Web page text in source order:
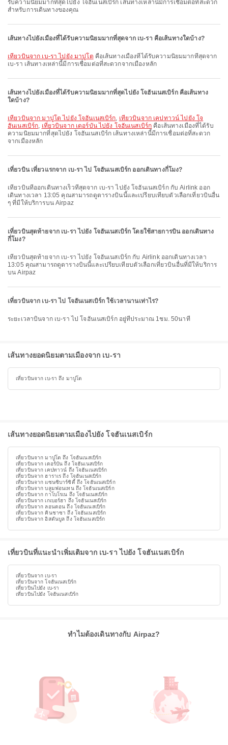
รับความนิยมมากที่สุดไปยัง โจฮันเนสเบิร์ก เส้นทางเหล่านี้มีการเชื่อมต่อที่สะดวก
สำหรับการเดินทางของคุณ
เส้นทางไปยังเมืองที่ได้รับความนิยมมากที่สุดจาก เบ-รา คือเส้นทางใดบ้าง?
เที่ยวบินจาก เบ-รา ไปยัง มาปูโต คือเส้นทางเมืองที่ได้รับความนิยมมากที่สุดจาก
เบ-รา เส้นทางเหล่านี้มีการเชื่อมต่อที่สะดวกจากเมืองหลัก
เส้นทางไปยังเมืองที่ได้รับความนิยมมากที่สุดไปยัง โจฮันเนสเบิร์ก คือเส้นทาง
ใดบ้าง?
เที่ยวบินจาก มาปูโต ไปยัง โจฮันเนสเบิร์ก, เที่ยวบินจาก เคปทาวน์ ไปยัง โจ
ฮันเนสเบิร์ก, เที่ยวบินจาก เดอร์บัน ไปยัง โจฮันเนสเบิร์ก คือเส้นทางเมืองที่ได้รับ
ความนิยมมากที่สุดไปยัง โจฮันเนสเบิร์ก เส้นทางเหล่านี้มีการเชื่อมต่อที่สะดวก
จากเมืองหลัก
เที่ยวบิน เที่ยวแรกจาก เบ-รา ไป โจฮันเนสเบิร์ก ออกเดินทางกี่โมง?
เที่ยวบินที่ออกเดินทางเร็วที่สุดจาก เบ-รา ไปยัง โจฮันเนสเบิร์ก กับ Airlink ออก
เดินทางเวลา 13:05 คุณสามารถดูตารางบินนี้และเปรียบเทียบตัวเลือกเที่ยวบินอื่น
ๆ ที่มีให้บริการบน Airpaz
เที่ยวบินสุดท้ายจาก เบ-รา ไปยัง โจฮันเนสเบิร์ก โดยใช้สายการบิน ออกเดินทาง
กี่โมง?
เที่ยวบินสุดท้ายจาก เบ-รา ไปยัง โจฮันเนสเบิร์ก กับ Airlink ออกเดินทางเวลา
13:05 คุณสามารถดูตารางบินนี้และเปรียบเทียบตัวเลือกเที่ยวบินอื่นที่มีให้บริการ
บน Airpaz
เที่ยวบินจาก เบ-รา ไป โจฮันเนสเบิร์ก ใช้เวลานานเท่าไร?
ระยะเวลาบินจาก เบ-รา ไป โจฮันเนสเบิร์ก อยู่ที่ประมาณ 1ชม. 50นาที
เส้นทางยอดนิยมตามเมืองจาก เบ-รา
เที่ยวบินจาก เบ-รา ถึง มาปูโต
เส้นทางยอดนิยมตามเมืองไปยัง โจฮันเนสเบิร์ก
เที่ยวบินจาก มาปูโต ถึง โจฮันเนสเบิร์ก
เที่ยวบินจาก เดอร์บัน ถึง โจฮันเนสเบิร์ก
เที่ยวบินจาก เคปทาวน์ ถึง โจฮันเนสเบิร์ก
เที่ยวบินจาก ฮาราเร ถึง โจฮันเนสเบิร์ก
เที่ยวบินจาก แซนซิบาร์ซิตี้ ถึง โจฮันเนสเบิร์ก
เที่ยวบินจาก บลูมฟอนเทน ถึง โจฮันเนสเบิร์ก
เที่ยวบินจาก กาโบโรเน ถึง โจฮันเนสเบิร์ก
เที่ยวบินจาก เกเบอร์ฮา ถึง โจฮันเนสเบิร์ก
เที่ยวบินจาก ลอนดอน ถึง โจฮันเนสเบิร์ก
เที่ยวบินจาก คินชาซา ถึง โจฮันเนสเบิร์ก
เที่ยวบินจาก อิสตันบูล ถึง โจฮันเนสเบิร์ก
เที่ยวบินที่แนะนำเพิ่มเติมจาก เบ-รา ไปยัง โจฮันเนสเบิร์ก
เที่ยวบินจาก เบ-รา
เที่ยวบินจาก โจฮันเนสเบิร์ก
เที่ยวบินไปยัง เบ-รา
เที่ยวบินไปยัง โจฮันเนสเบิร์ก
ทำไมต้องเดินทางกับ Airpaz?